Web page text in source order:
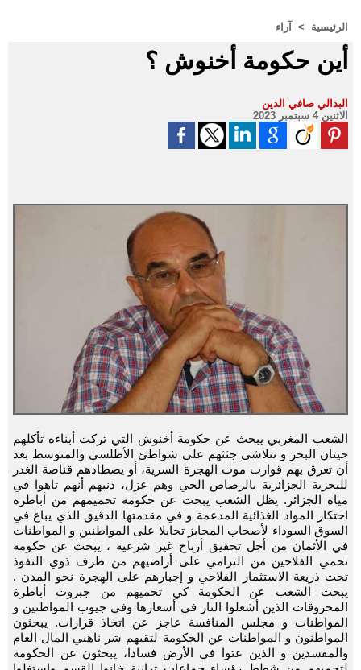
الرئيسية > آراء
أين حكومة أخنوش ؟
البدالي صافي الدين
الاثنين 4 سبتمبر 2023
الشعب المغربي يبحث عن حكومة أخنوش التي تركت أبناءه تأكلهم
حيتان البحر و تتلاشى جثثهم على شواطئ الأطلسي والمتوسط بعد
أن تغرق بهم قوارب موت الهجرة السرية، أو يصطادهم قناصة الغدر
للبحرية الجزائرية بالرصاص الحي وهم عزل، ذنبهم أنهم تاهوا في
مياه الجزائر. يظل الشعب يبحث عن حكومة تحميمهم من أباطرة
احتكار المواد الغذائية المدعمة و في مقدمتها الدقيق الذي يباع في
السوق السوداء لأصحاب المخابز تحايلا على المواطنين و المواطنات
في الأثمان من أجل تحقيق أرباح غير شرعية ، يبحث عن حكومة
تحمي الفلاحين من الترامي على أراضيهم من طرف ذوي النفوذ
تحت ذريعة الاستثمار الفلاحي و إجبارهم على الهجرة نحو المدن .
يبحث الشعب عن الحكومة كي تحميهم من جبروت أباطرة
المحروقات الذين أشعلوا النار في أسعارها وفي جيوب المواطنين و
المواطنات و مجلس المنافسة عاجز عن اتخاذ قرارات. يبحثون
المواطنون و المواطنات عن الحكومة لتقيهم شر ناهبي المال العام
والمفسدين و الذين عتوا في الأرض فسادا، يبحثون عن الحكومة